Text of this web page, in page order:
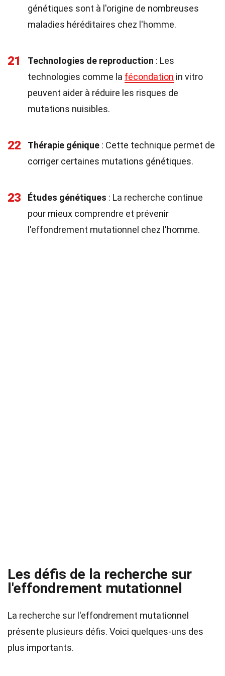
génétiques sont à l'origine de nombreuses
maladies héréditaires chez l'homme.
21 Technologies de reproduction : Les
technologies comme la fécondation in vitro
peuvent aider à réduire les risques de
mutations nuisibles.
22 Thérapie génique : Cette technique permet de
corriger certaines mutations génétiques.
23 Études génétiques : La recherche continue
pour mieux comprendre et prévenir
l'effondrement mutationnel chez l'homme.
Les défis de la recherche sur
l'effondrement mutationnel
La recherche sur l'effondrement mutationnel
présente plusieurs défis. Voici quelques-uns des
plus importants.